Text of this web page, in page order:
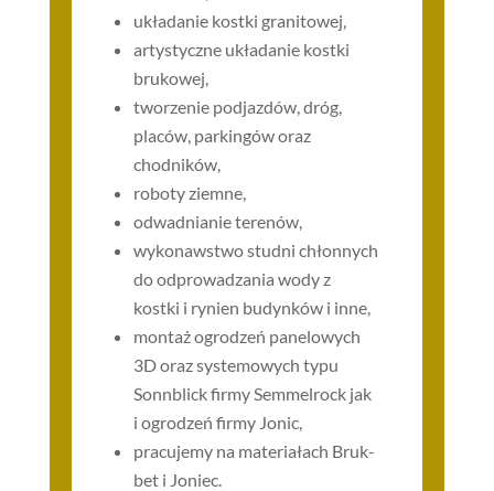
układanie kostki granitowej,
artystyczne układanie kostki
brukowej,
tworzenie podjazdów, dróg,
placów, parkingów oraz
chodników,
roboty ziemne,
odwadnianie terenów,
wykonawstwo studni chłonnych
do odprowadzania wody z
kostki i rynien budynków i inne,
montaż ogrodzeń panelowych
3D oraz systemowych typu
Sonnblick firmy Semmelrock jak
i ogrodzeń firmy Jonic,
pracujemy na materiałach Bruk-
bet i Joniec.